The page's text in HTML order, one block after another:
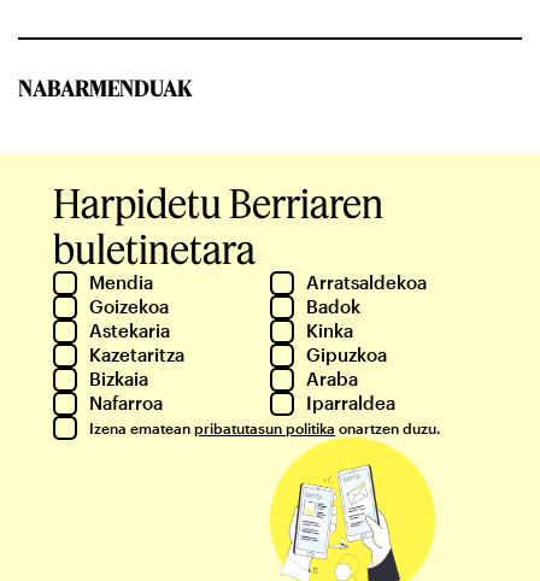
NABARMENDUAK
Harpidetu Berriaren
buletinetara
Mendia
Arratsaldekoa
Goizekoa
Badok
Astekaria
Kinka
Kazetaritza
Gipuzkoa
Bizkaia
Araba
Nafarroa
Iparraldea
Izena ematean pribatutasun politika onartzen duzu.